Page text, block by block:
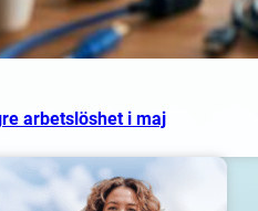
arbetslöshet i maj